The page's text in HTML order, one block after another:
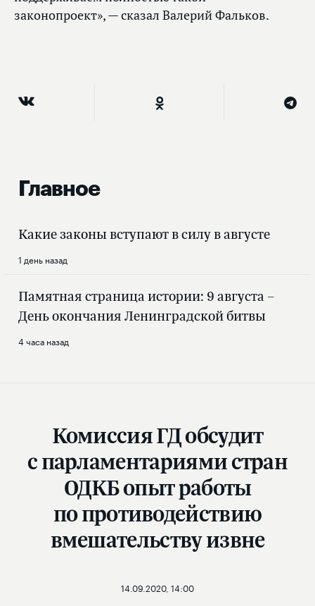
законопроект», — сказал Валерий Фальков.
Главное
Какие законы вступают в силу в августе
1 день назад
Памятная страница истории: 9 августа –
День окончания Ленинградской битвы
4 часа назад
Комиссия ГД обсудит
с парламентариями стран
ОДКБ опыт работы
по противодействию
вмешательству извне
14.09.2020, 14:00